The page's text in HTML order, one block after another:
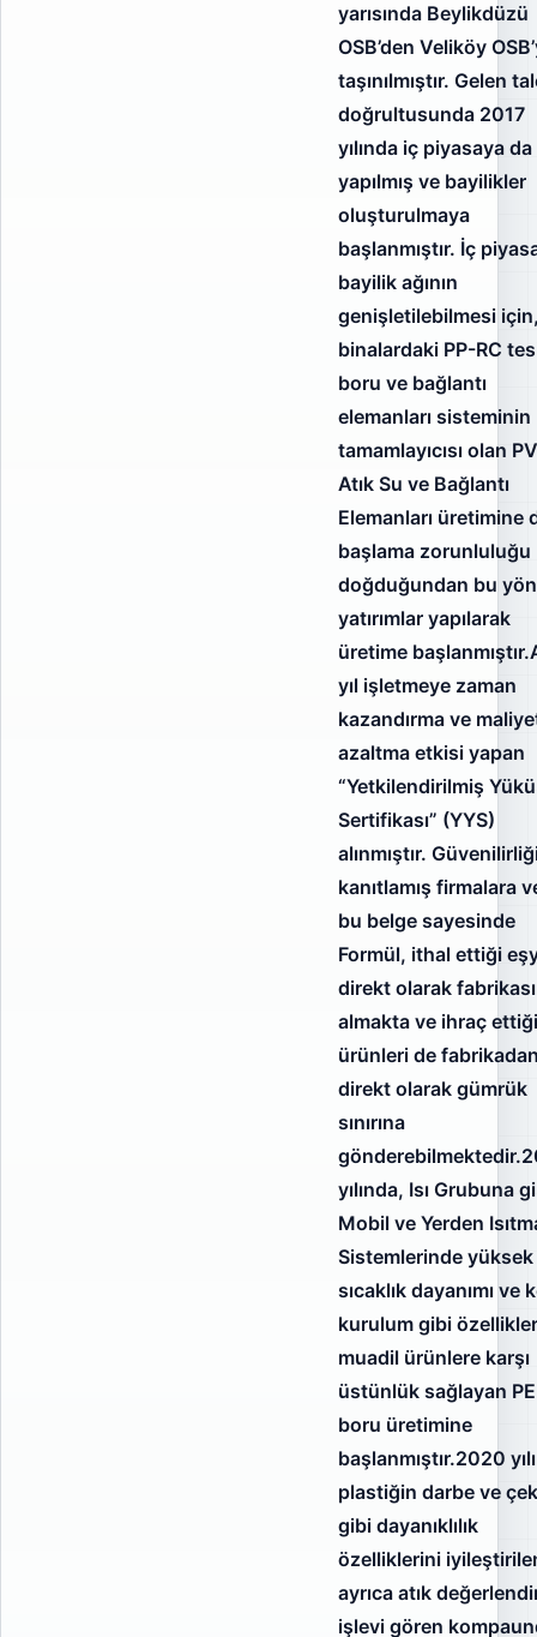
yarısında Beylikdüzü
OSB’den Veliköy
taşınılmıştır. Gelen
doğrultusunda 2017
yılında iç piyasaya
yapılmış ve bayilikler
oluşturulmaya
başlanmıştır. İç
bayilik ağının
genişletilebilmesi
binalardaki PP-RC
boru ve bağlantı
elemanları sisteminin
tamamlayıcısı olan
Atık Su ve Bağlantı
Elemanları üretimine
başlama zorunluluğu
doğduğundan bu
yatırımlar yapılarak
üretime
yıl işletmeye zaman
kazandırma ve
azaltma etkisi yapan
“Yetkilendirilmiş
Sertifikası” (YYS)
alınmıştır.
kanıtlamış firmalara
bu belge sayesinde
Formül, ithal ettiği
direkt olarak
almakta ve ihraç
ürünleri de
direkt olarak gümrük
sınırına
yılında, Isı Grubuna
Mobil ve Yerden
Sistemlerinde yüksek
sıcaklık dayanımı ve
kurulum gibi
muadil ürünlere karşı
üstünlük sağlayan
boru üretimine
başlanmıştır.2020
plastiğin darbe ve
gibi dayanıklılık
özelliklerini
ayrıca atık
işlevi gören